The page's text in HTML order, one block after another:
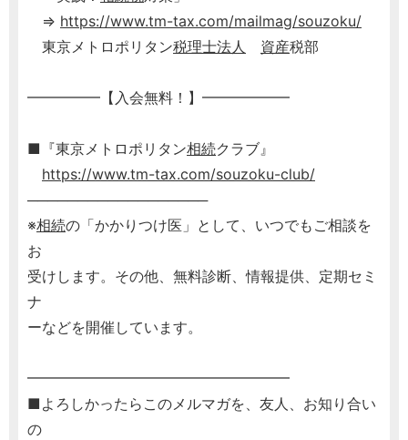
⇒ https://www.tm-tax.com/mailmag/souzoku/
東京メトロポリタン税理士法人 資産税部
━━━━━【入会無料！】━━━━━━
■『東京メトロポリタン相続クラブ』
https://www.tm-tax.com/souzoku-club/
──────────────────
※相続の「かかりつけ医」として、いつでもご相談を
お
受けします。その他、無料診断、情報提供、定期セミ
ナ
ーなどを開催しています。
━━━━━━━━━━━━━━━━━━
■よろしかったらこのメルマガを、友人、お知り合い
の